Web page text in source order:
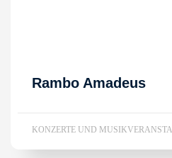
Rambo Amadeus
KONZERTE UND